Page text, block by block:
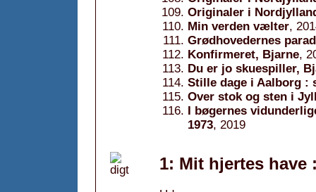
Originaler i
Min verden vælter,
Grødhovedernes
Konfirmeret, Bjarne,
Du er jo skuespiller,
Stille dage i Aalborg :
Over stok og sten i
I bøgernes
1973, 2019
1: Mit hjertes have